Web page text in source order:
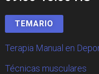
TEMARIO
Terapia Manual en
Técnicas musculares